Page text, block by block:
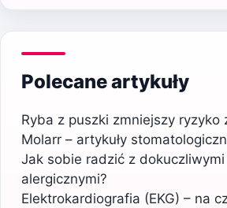
Polecane artykuły
Ryba z puszki zmniejszy ryzyko
Molarr – artykuły
Jak sobie radzić z
alergicznymi?
Elektrokardiografia (EKG) – na